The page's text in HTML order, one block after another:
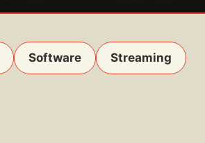
Software Streaming